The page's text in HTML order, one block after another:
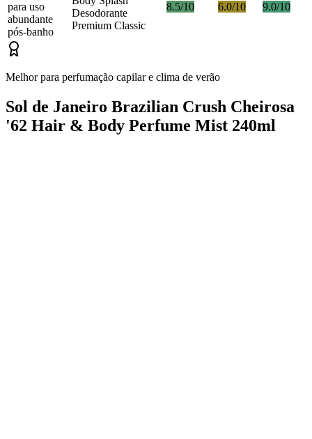
para uso
abundante
pós-banho
Desodorante
Premium Classic
8.5/10 6.0/10 9.0/10
Melhor para perfumação capilar e clima de verão
Sol de Janeiro Brazilian Crush Cheirosa
'62 Hair & Body Perfume Mist 240ml